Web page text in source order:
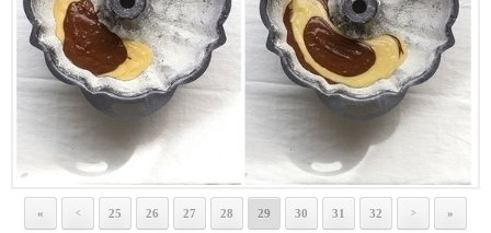
« < 25 26 27 28 29 30 31 32 > »